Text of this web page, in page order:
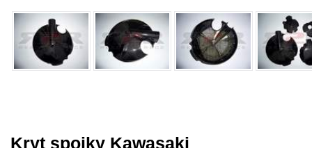
Kryt spojky Kawasaki